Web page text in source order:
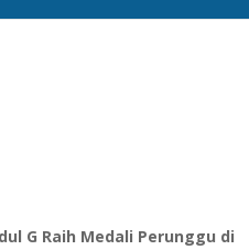
G Raih Medali Perunggu di